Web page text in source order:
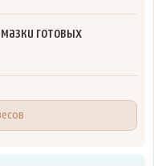
готовых